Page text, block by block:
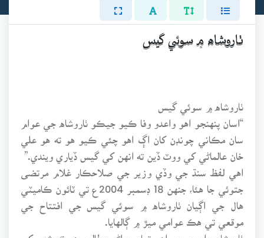
ٺاروشاه ۾ سوئي گيس
ٺاروشاه ۾ سوئي گيس
“اسان پنهنجو اهو واعدو وفا ڪيو جيڪو ٺاروشاه جي عوام
سان مڪاني چونڊن کان اڳ اهو چئي ڪيو هو ته هو علي
خان عالماڻي کي ووٽ ڏين ته انهن کي گيس ڏياري ويندي.”
اهي لفظ سنڌ جي وڏي وزير جي صلاحڪار غلام مرتضى
جتوئي جا هئا، جنهن 18 ڊسمبر 2004ع تي ٽائون ڪاميٽي
هال جي اڳيان ٺاروشاه ۾ سوئي گيس جي افتتاح جي
موقعي تي هڪ عوامي ميڙ ۾ ڳالهايا.
ٺاروشاه واسين جو اهو تمام پراڻو مطالبو هو ته شهر کي